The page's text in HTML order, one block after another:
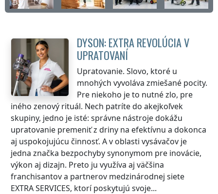
DYSON: EXTRA REVOLÚCIA V
UPRATOVANÍ
Upratovanie. Slovo, ktoré u
mnohých vyvoláva zmiešané pocity.
Pre niekoho je to nutné zlo, pre
iného zenový rituál. Nech patríte do akejkoľvek
skupiny, jedno je isté: správne nástroje dokážu
upratovanie premeniť z driny na efektívnu a dokonca
aj uspokojujúcu činnosť. A v oblasti vysávačov je
jedna značka bezpochyby synonymom pre inovácie,
výkon aj dizajn. Preto ju využíva aj väčšina
franchisantov a partnerov medzinárodnej siete
EXTRA SERVICES, ktorí poskytujú svoje...